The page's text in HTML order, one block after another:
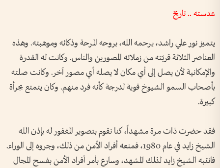
عدسته .. تاريخ
يتميز نور علي راشد، يرحمه الله، بروحه المرحة وذكائه وموهبته. وهذه
العناصر الثلاثة قربّته من زملائه المصورين والناس. وكانت له القدرة
والإمكانية لأن يصل إلى أي مكان لا يصله أي مصور آخر. وكانت صلته
بأصحاب السمو الشيوخ قوية لدرجة كأنه فرد منهم. وكان يتمتع بجرأة
كبيرة.
فقد حضرت ذات مرة مشهداً، كنا نقوم بتصوير المغفور له بإذن الله
الشيخ زايد في عام 1980، فمنعه أفراد الأمن من ذلك، وجروه إلى الوراء.
فانتبه الشيخ زايد لذلك المشهد، وسارع بأمر أفراد الأمن بفسح المجال